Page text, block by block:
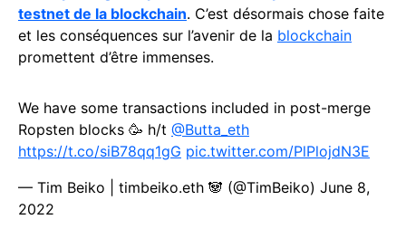
testnet de la blockchain. C’est désormais chose faite
et les conséquences sur l’avenir de la blockchain
promettent d’être immenses.
We have some transactions included in post-merge
Ropsten blocks 🥳 h/t @Butta_eth
https://t.co/siB78qq1gG pic.twitter.com/PlPlojdN3E
— Tim Beiko | timbeiko.eth 🐼 (@TimBeiko) June 8,
2022